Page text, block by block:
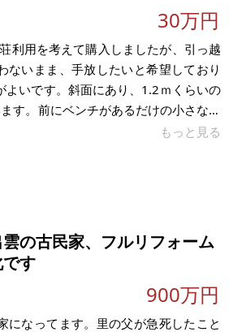
30万円
利用を考えて購入しましたが、引っ越
ないまま、手放したいと希望しており
よいです。斜面にあり、1.2ｍくらいの
す。前にベンチがあるだけの小さな公
歩4分（300ｍ）の場所にセブンイレブ
戒区域内ではありませんが、警戒区
可を得る方法、または建築確認申請に
もっと見る
の古民家、フルリフォーム
す
900万円
になってます。里の父が急死したこと